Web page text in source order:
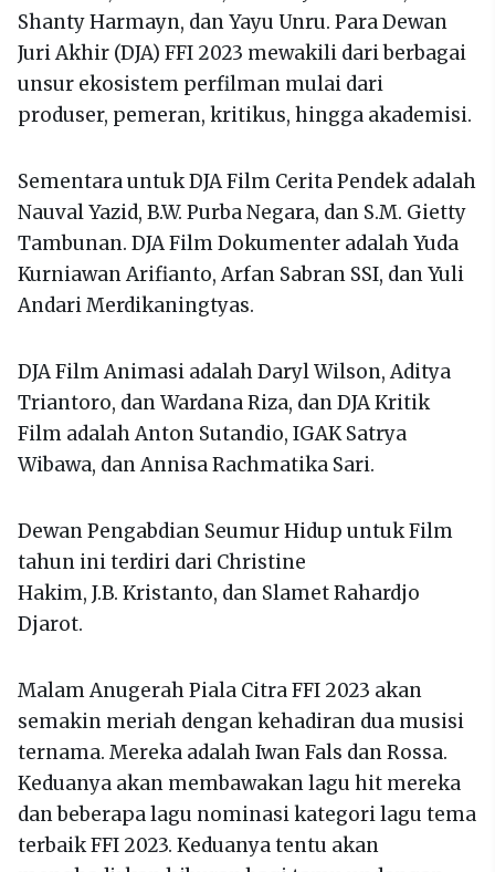
Shanty Harmayn, dan Yayu Unru. Para Dewan
Juri Akhir (DJA) FFI 2023 mewakili dari berbagai
unsur ekosistem perfilman mulai dari
produser, pemeran, kritikus, hingga akademisi.
Sementara untuk DJA Film Cerita Pendek adalah
Nauval Yazid, B.W. Purba Negara, dan S.M. Gietty
Tambunan. DJA Film Dokumenter adalah Yuda
Kurniawan Arifianto, Arfan Sabran SSI, dan Yuli
Andari Merdikaningtyas.
DJA Film Animasi adalah Daryl Wilson, Aditya
Triantoro, dan Wardana Riza, dan DJA Kritik
Film adalah Anton Sutandio, IGAK Satrya
Wibawa, dan Annisa Rachmatika Sari.
Dewan Pengabdian Seumur Hidup untuk Film
tahun ini terdiri dari Christine
Hakim, J.B. Kristanto, dan Slamet Rahardjo
Djarot.
Malam Anugerah Piala Citra FFI 2023 akan
semakin meriah dengan kehadiran dua musisi
ternama. Mereka adalah Iwan Fals dan Rossa.
Keduanya akan membawakan lagu hit mereka
dan beberapa lagu nominasi kategori lagu tema
terbaik FFI 2023. Keduanya tentu akan